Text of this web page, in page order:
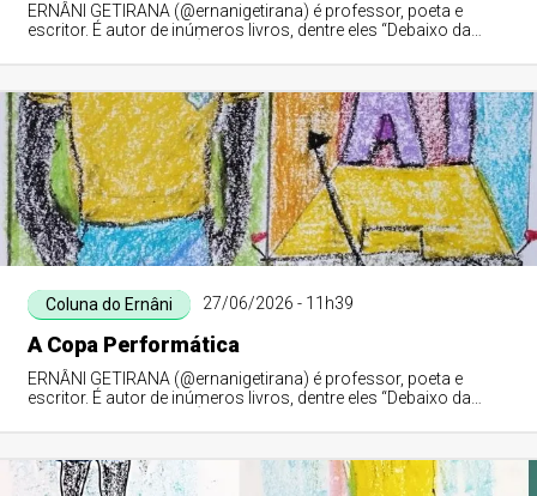
ERNÂNI GETIRANA (@ernanigetirana) é professor, poeta e
escritor. É autor de inúmeros livros, dentre eles “Debaixo da
Coluna do Ernâni 27/06/2026 - 11h39
A Copa Performática
ERNÂNI GETIRANA (@ernanigetirana) é professor, poeta e
escritor. É autor de inúmeros livros, dentre eles “Debaixo da